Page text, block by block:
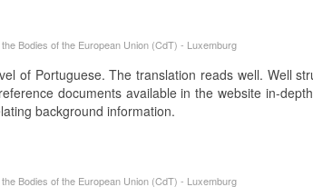
Bodies of the European Union (CdT) - Luxemburg
of Portuguese. The translation reads well. Well
documents available in the website in-
background information.
Bodies of the European Union (CdT) - Luxemburg